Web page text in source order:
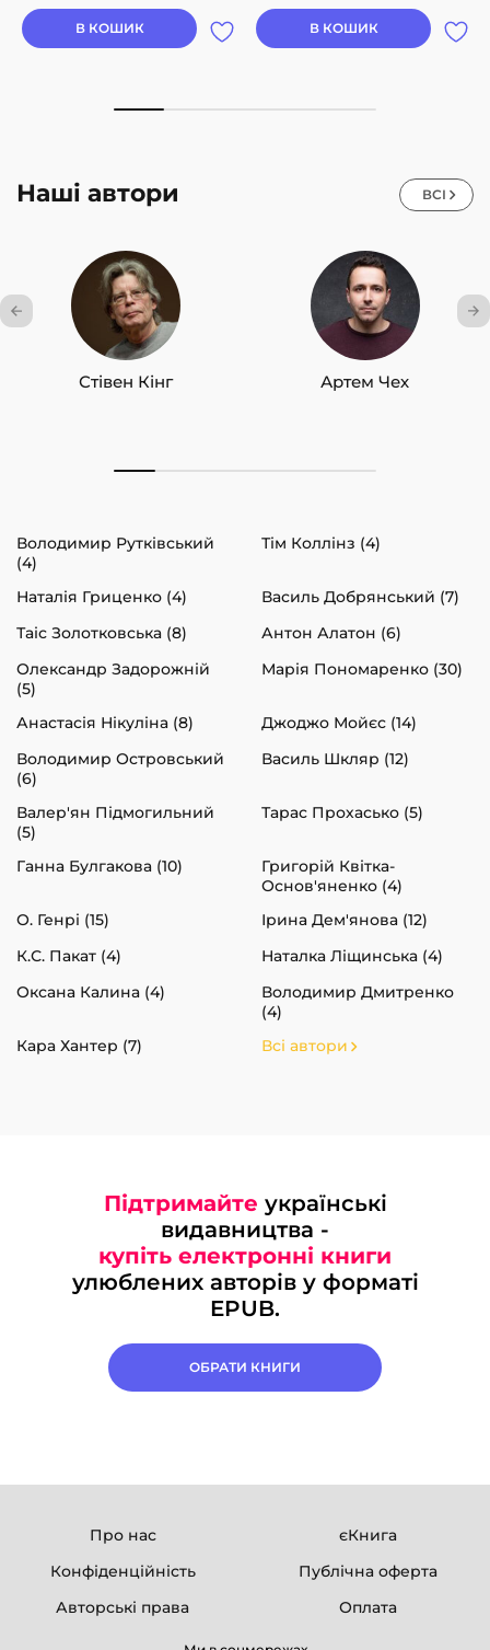
В КОШИК В КОШИК
Наші автори ВСІ
Стівен Кінг Артем Чех
Володимир Рутківський
(4)
Тім Коллінз (4)
Наталія Гриценко (4)
Василь Добрянський (7)
Таіс Золотковська (8)
Антон Алатон (6)
Олександр Задорожній
(5)
Марія Пономаренко (30)
Анастасія Нікуліна (8)
Джоджо Мойєс (14)
Володимир Островський
(6)
Василь Шкляр (12)
Валер'ян Підмогильний
(5)
Тарас Прохасько (5)
Ганна Булгакова (10)
Григорій Квітка-
Основ'яненко (4)
О. Генрі (15)
Ірина Дем'янова (12)
К.С. Пакат (4)
Наталка Ліщинська (4)
Оксана Калина (4)
Володимир Дмитренко
(4)
Кара Хантер (7)
Всі автори
Підтримайте українські
видавництва -
купіть електронні книги
улюблених авторів у форматі
EPUB.
ОБРАТИ КНИГИ
Про нас
єКнига
Конфіденційність
Публічна оферта
Авторські права
Оплата